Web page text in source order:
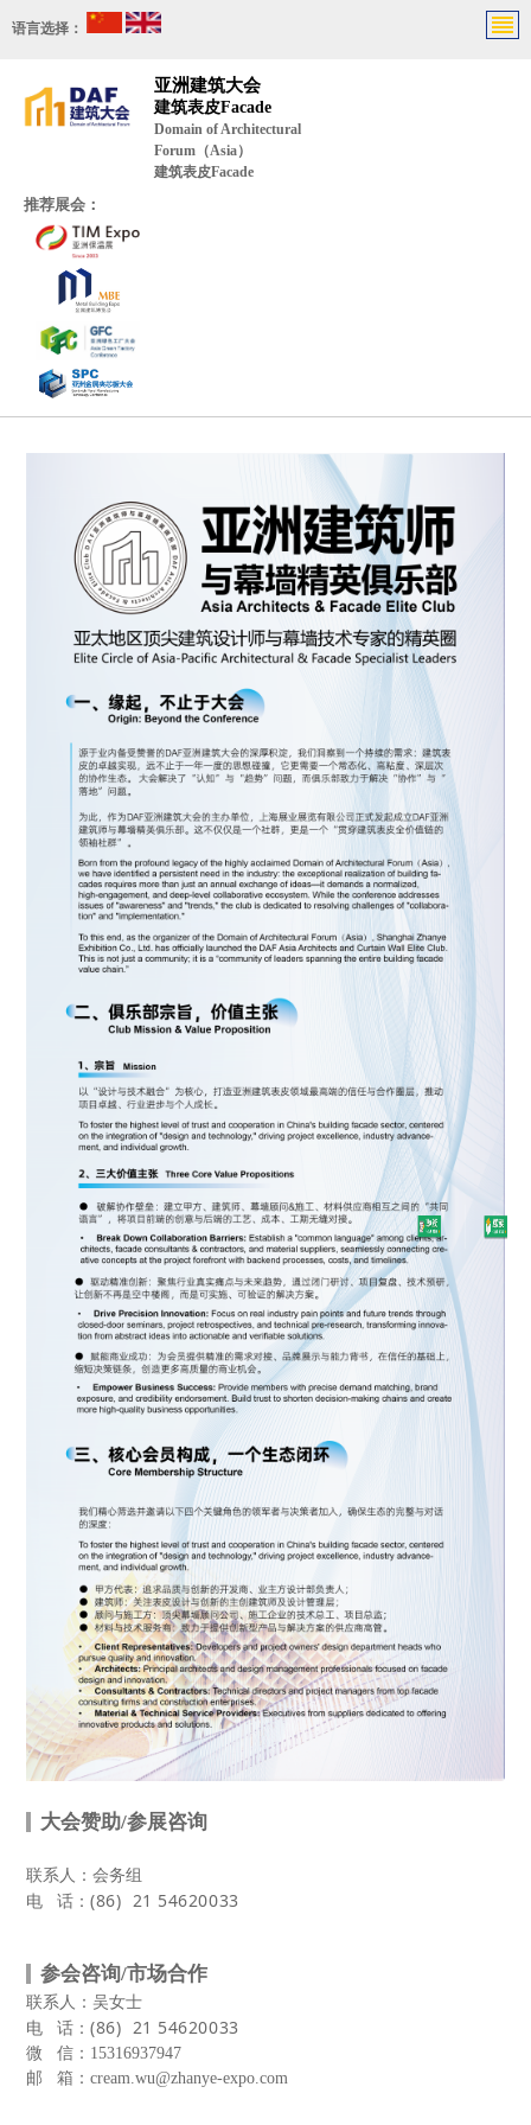
语言选择：
亚洲建筑大会
建筑表皮Facade
Domain of Architectural
Forum（Asia）
建筑表皮Facade
推荐展会：
大会赞助/参展咨询
联系人：会务组
电 话：(86) 21 54620033
参会咨询/市场合作
联系人：吴女士
电 话：(86) 21 54620033
微 信：15316937947
邮 箱：cream.wu@zhanye-expo.com